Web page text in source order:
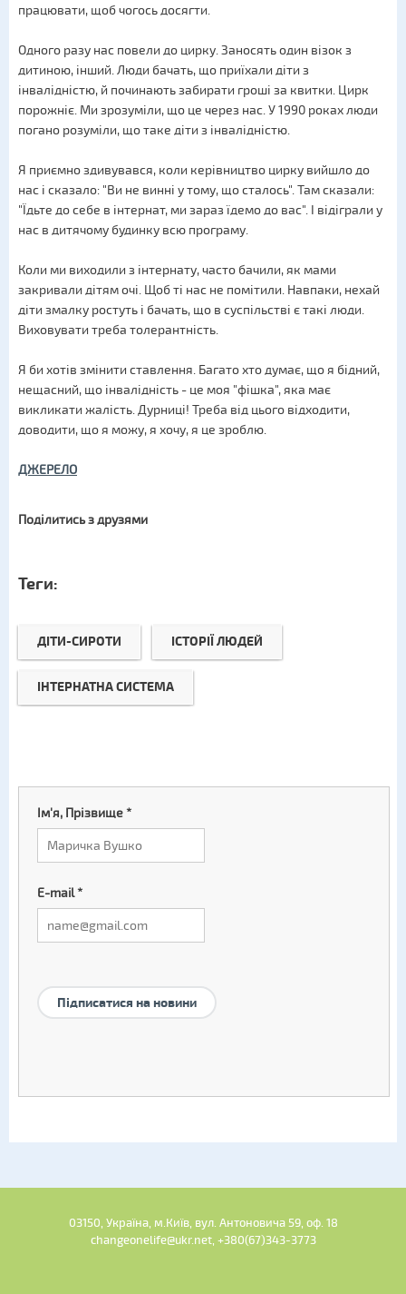
працювати, щоб чогось досягти.
Одного разу нас повели до цирку. Заносять один візок з
дитиною, інший. Люди бачать, що приїхали діти з
інвалідністю, й починають забирати гроші за квитки. Цирк
порожніє. Ми зрозуміли, що це через нас. У 1990 роках люди
погано розуміли, що таке діти з інвалідністю.
Я приємно здивувався, коли керівництво цирку вийшло до
нас і сказало: "Ви не винні у тому, що сталось". Там сказали:
"Їдьте до себе в інтернат, ми зараз їдемо до вас". І відіграли у
нас в дитячому будинку всю програму.
Коли ми виходили з інтернату, часто бачили, як мами
закривали дітям очі. Щоб ті нас не помітили. Навпаки, нехай
діти змалку ростуть і бачать, що в суспільстві є такі люди.
Виховувати треба толерантність.
Я би хотів змінити ставлення. Багато хто думає, що я бідний,
нещасний, що інвалідність - це моя "фішка", яка має
викликати жалість. Дурниці! Треба від цього відходити,
доводити, що я можу, я хочу, я це зроблю.
ДЖЕРЕЛО
Поділитись з друзями
Теги:
ДІТИ-СИРОТИ ІСТОРІЇ ЛЮДЕЙ
ІНТЕРНАТНА СИСТЕМА
Ім'я, Прізвище*
E-mail*
Підписатися на новини
03150, Україна, м.Київ, вул. Антоновича 59, оф. 18
changeonelife@ukr.net, +380(67)343-3773